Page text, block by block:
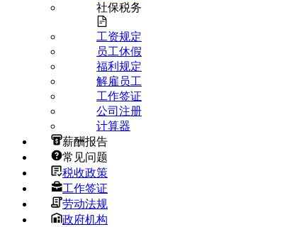
社保税务
工资规定
员工休假
福利规定
解雇员工
工作签证
公司注册
计算器
薪酬报告
常见问题
税收政策
工作签证
劳动法规
政府机构